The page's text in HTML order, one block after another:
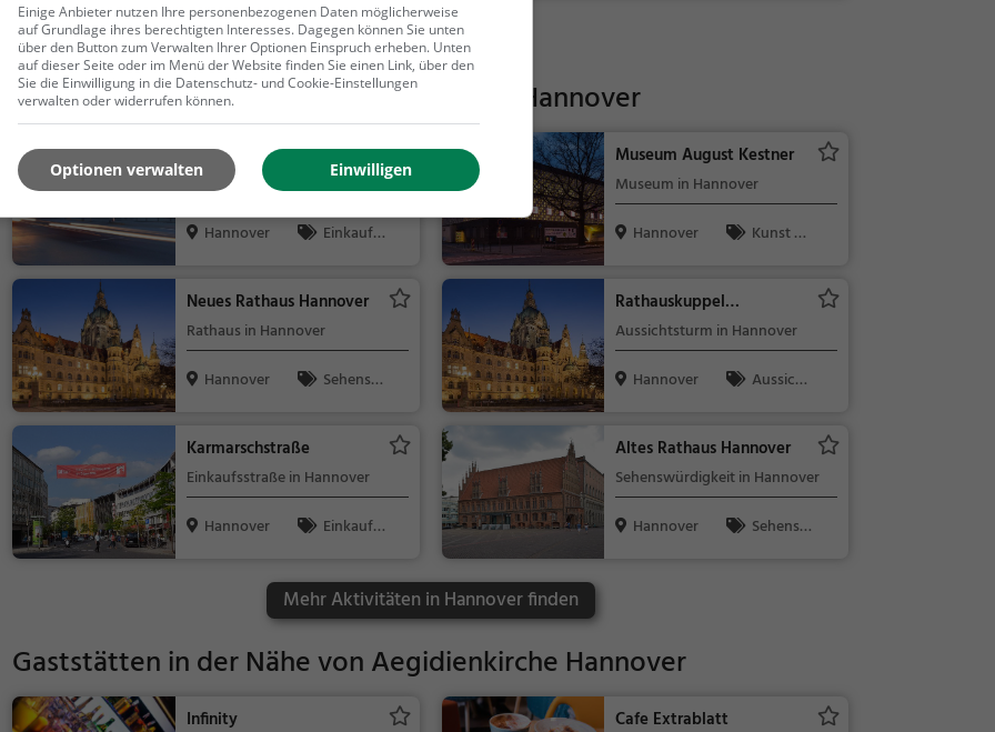
Ähnliche Aktivitäten wieAegidienkirche Hannover
Markthalle Hannover
Markthalle in Hannover
Hannover
Einkaufe
henswürdigk
eit
Museum August Kestner
Museum in Hannover
Hannover
Kunst &
Neues Rathaus Hannover
Rathaus in Hannover
Hannover
Sehensw
Rathauskuppel
(Hannover)
Aussichtsturm in Hannover
Hannover
Aussicht
Natur
Karmarschstraße
Einkaufsstraße in Hannover
Hannover
Einkaufe
g
Altes Rathaus Hannover
Sehenswürdigkeit in Hannover
Hannover
Sehensw
Mehr Aktivitäten in Hannover finden
Gaststätten in der Nähe vonAegidienkirche Hannover
Infinity Cafe Extrablatt
Einige Anbieter nutzen Ihre personenbezogenen Daten möglicherweise
auf Grundlage ihres berechtigten Interesses. Dagegen können Sie unten
über den Button zum Verwalten Ihrer Optionen Einspruch erheben. Unten
auf dieser Seite oder im Menü der Website finden Sie einen Link, über den
Sie die Einwilligung in die Datenschutz- und Cookie-Einstellungen
verwalten oder widerrufen können.
Einwilligen
Optionen verwalten